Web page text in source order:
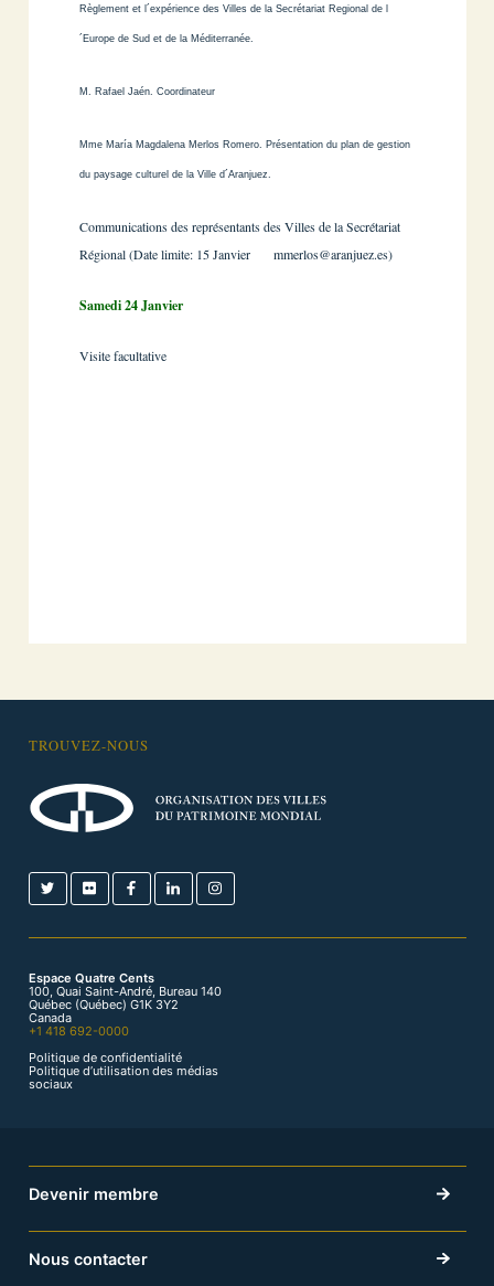
Règlement et l´expérience des Villes de la Secrétariat Regional de l
´Europe de Sud et de la Méditerranée.
M. Rafael Jaén. Coordinateur
Mme María Magdalena Merlos Romero. Présentation du plan de gestion
du paysage culturel de la Ville d´Aranjuez.
Communications des représentants des Villes de la Secrétariat
Régional (Date limite: 15 Janviermmerlos@aranjuez.es)
Samedi 24 Janvier
Visite facultative
TROUVEZ-NOUS
Espace Quatre Cents
100, Quai Saint-André, Bureau 140
Québec (Québec) G1K 3Y2
Canada
+1 418 692-0000
Politique de confidentialité
Politique d’utilisation des médias
sociaux
Devenir membre
Nous contacter